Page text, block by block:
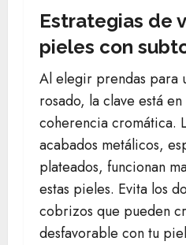
Estrategias de
pieles con
Al elegir prendas para
rosado, la clave está
coherencia cromática.
acabados metálicos,
plateados, funcionan
estas pieles. Evita los
cobrizos que pueden
desfavorable con tu